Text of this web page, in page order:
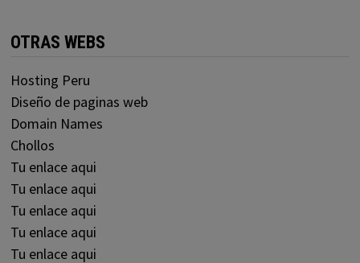
OTRAS WEBS
Hosting Peru
Diseño de paginas web
Domain Names
Chollos
Tu enlace aqui
Tu enlace aqui
Tu enlace aqui
Tu enlace aqui
Tu enlace aqui